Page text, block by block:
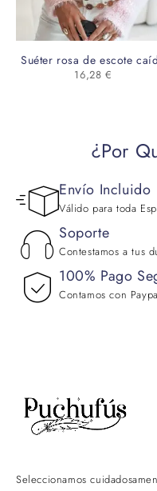
Suéter rosa de escote
16,28 €
¿Por
Envío Incluido
Válido para toda
Soporte
Contestamos a tus
100% Pago
Contamos con
Seleccionamos